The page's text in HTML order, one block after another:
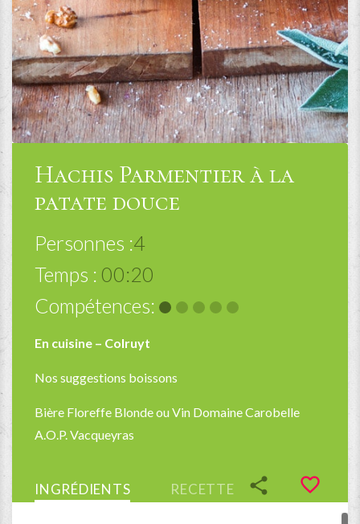
Hachis Parmentier à la
patate douce
Personnes :4
Temps : 00:20
Compétences:
En cuisine – Colruyt
Nos suggestions boissons
Bière Floreffe Blonde ouVin Domaine Carobelle
A.O.P. Vacqueyras
share favorite_border
INGRÉDIENTS RECETTE